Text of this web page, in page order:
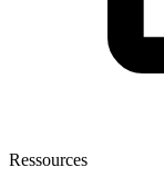
Ressources